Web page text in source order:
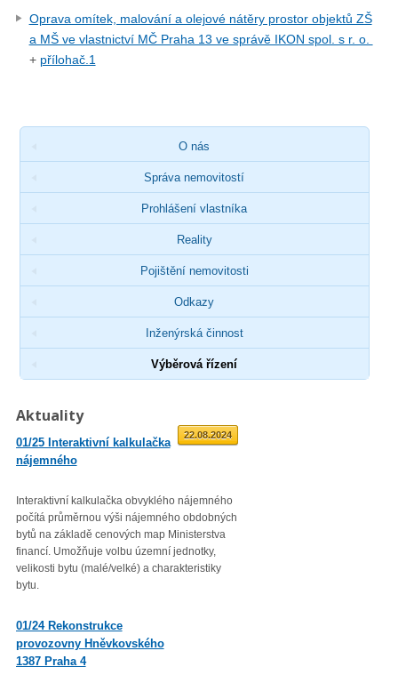
Oprava omítek, malování a olejové nátěry prostor objektů ZŠ
a MŠ ve vlastnictví MČ Praha 13 ve správě IKON spol. s r. o.
+ přílohač.1
O nás
Správa nemovitostí
Prohlášení vlastníka
Reality
Pojištění nemovitosti
Odkazy
Inženýrská činnost
Výběrová řízení
Aktuality
01/25 Interaktivní kalkulačka
nájemného
01.09.2025
Interaktivní kalkulačka obvyklého nájemného
počítá průměrnou výši nájemného obdobných
bytů na základě cenových map Ministerstva
financí. Umožňuje volbu územní jednotky,
velikosti bytu (malé/velké) a charakteristiky
bytu.
01/24 Rekonstrukce
provozovny Hněvkovského
1387 Praha 4
22.08.2024
02/23 Zveřejnění průměrné